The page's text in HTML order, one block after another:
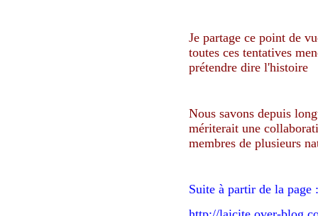
Je partage ce point de
toutes ces tentatives
prétendre dire l'histoire
Nous savons depuis
mériterait une
membres de plusieurs
Suite à partir de la page :